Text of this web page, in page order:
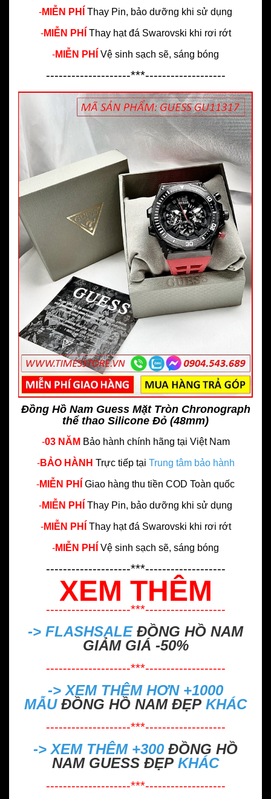
-MIỄN PHÍ Thay Pin, bảo dưỡng khi sử dụng
-MIỄN PHÍ Thay hạt đá Swarovski khi rơi rớt
-MIỄN PHÍ Vệ sinh sạch sẽ, sáng bóng
--------------------***-------------------
Đồng Hồ Nam Guess Mặt Tròn Chronograph
thể thao Silicone Đỏ (48mm)
-03 NĂM Bảo hành chính hãng tại Việt Nam
-BẢO HÀNH Trực tiếp tại Trung tâm bảo hành
-MIỄN PHÍ Giao hàng thu tiền COD Toàn quốc
-MIỄN PHÍ Thay Pin, bảo dưỡng khi sử dụng
-MIỄN PHÍ Thay hạt đá Swarovski khi rơi rớt
-MIỄN PHÍ Vệ sinh sạch sẽ, sáng bóng
--------------------***-------------------
XEM THÊM
--------------------***-------------------
-> FLASHSALE ĐỒNG HỒ NAM
GIẢM GIÁ -50%
--------------------***-------------------
-> XEM THÊM HƠN +1000
MẪU ĐỒNG HỒ NAM ĐẸP KHÁC
--------------------***-------------------
-> XEM THÊM +300 ĐỒNG HỒ
NAM GUESS ĐẸP KHÁC
--------------------***-------------------